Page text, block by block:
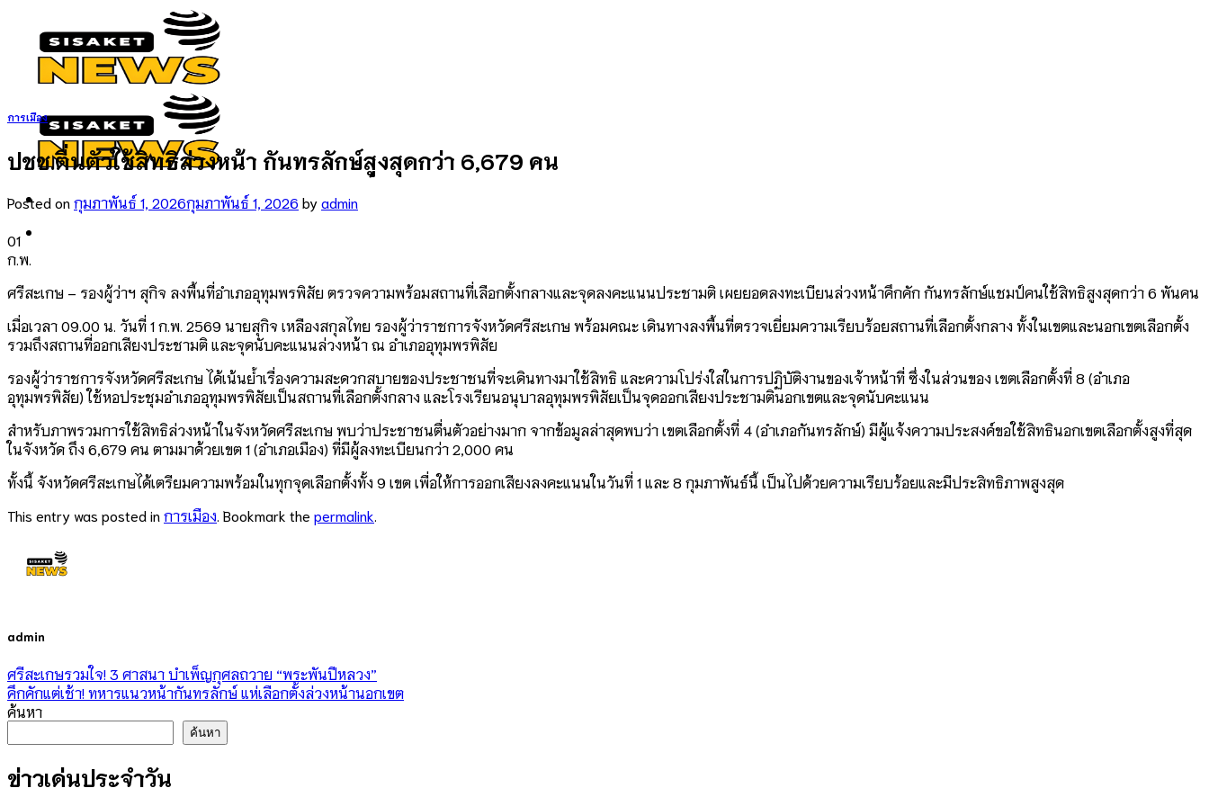
content
การเมือง
ปชช.ตื่นตัวใช้สิทธิล่วงหน้า กันทรลักษ์สูงสุดกว่า 6,679 คน
Posted onกุมภาพันธ์ 1, 2026กุมภาพันธ์ 1, 2026 byadmin
01
ก.พ.
ศรีสะเกษ – รองผู้ว่าฯ สุกิจ ลงพื้นที่อำเภออุทุมพรพิสัย ตรวจความพร้อมสถานที่เลือกตั้งกลางและจุดลงคะแนนประชามติ เผยยอดลงทะเบียนล่วงหน้าคึกคัก กันทรลักษ์แชมป์คนใช้สิทธิสูงสุดกว่า 6 พันคน
เมื่อเวลา 09.00 น. วันที่ 1 ก.พ. 2569 นายสุกิจ เหลืองสกุลไทย รองผู้ว่าราชการจังหวัดศรีสะเกษ พร้อมคณะ เดินทางลงพื้นที่ตรวจเยี่ยมความเรียบร้อยสถานที่เลือกตั้งกลาง ทั้งในเขตและนอกเขตเลือกตั้ง
รวมถึงสถานที่ออกเสียงประชามติ และจุดนับคะแนนล่วงหน้า ณ อำเภออุทุมพรพิสัย
รองผู้ว่าราชการจังหวัดศรีสะเกษ ได้เน้นย้ำเรื่องความสะดวกสบายของประชาชนที่จะเดินทางมาใช้สิทธิ และความโปร่งใสในการปฏิบัติงานของเจ้าหน้าที่ ซึ่งในส่วนของ เขตเลือกตั้งที่ 8 (อำเภอ
อุทุมพรพิสัย) ใช้หอประชุมอำเภออุทุมพรพิสัยเป็นสถานที่เลือกตั้งกลาง และโรงเรียนอนุบาลอุทุมพรพิสัยเป็นจุดออกเสียงประชามตินอกเขตและจุดนับคะแนน
สำหรับภาพรวมการใช้สิทธิล่วงหน้าในจังหวัดศรีสะเกษ พบว่าประชาชนตื่นตัวอย่างมาก จากข้อมูลล่าสุดพบว่า เขตเลือกตั้งที่ 4 (อำเภอกันทรลักษ์) มีผู้แจ้งความประสงค์ขอใช้สิทธินอกเขตเลือกตั้งสูงที่สุด
ในจังหวัด ถึง 6,679 คน ตามมาด้วยเขต 1 (อำเภอเมือง) ที่มีผู้ลงทะเบียนกว่า 2,000 คน
ทั้งนี้ จังหวัดศรีสะเกษได้เตรียมความพร้อมในทุกจุดเลือกตั้งทั้ง 9 เขต เพื่อให้การออกเสียงลงคะแนนในวันที่ 1 และ 8 กุมภาพันธ์นี้ เป็นไปด้วยความเรียบร้อยและมีประสิทธิภาพสูงสุด
This entry was posted inการเมือง . Bookmark the permalink
admin
ศรีสะเกษรวมใจ! 3 ศาสนา บำเพ็ญกุศลถวาย “พระพันปีหลวง”
คึกคักแต่เช้า! ทหารแนวหน้ากันทรลักษ์ แห่เลือกตั้งล่วงหน้านอกเขต
ค้นหา
ค้นหา
ข่าวเด่นประจำวัน